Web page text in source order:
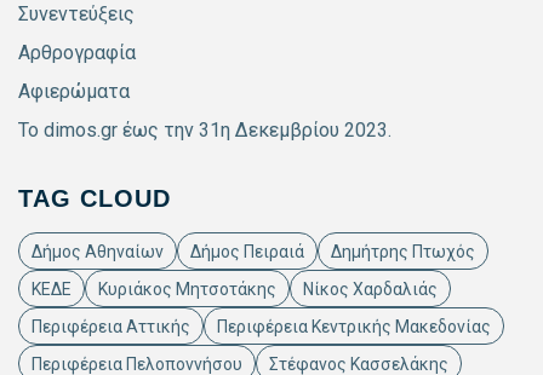
Συνεντεύξεις
Αρθρογραφία
Αφιερώματα
Το dimos.gr έως την 31η Δεκεμβρίου 2023.
TAG CLOUD
Δήμος Αθηναίων Δήμος Πειραιά
Δημήτρης Πτωχός
ΚΕΔΕ
Κυριάκος Μητσοτάκης
Νίκος Χαρδαλιάς
Περιφέρεια Αττικής
Περιφέρεια Κεντρικής Μακεδονίας
Περιφέρεια Πελοποννήσου
Στέφανος Κασσελάκης